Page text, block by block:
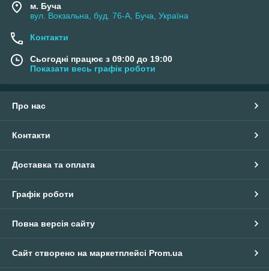
м. Буча
вул. Вокзальна, буд. 76-А, Буча, Україна
Контакти
Сьогодні працює з 09:00 до 19:00
Показати весь графік роботи
Про нас
Контакти
Доставка та оплата
Графік роботи
Повна версія сайту
Сайт створено на маркетплейсі Prom.ua